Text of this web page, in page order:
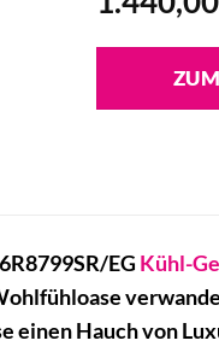
EG Kühl-
einen Hauch von